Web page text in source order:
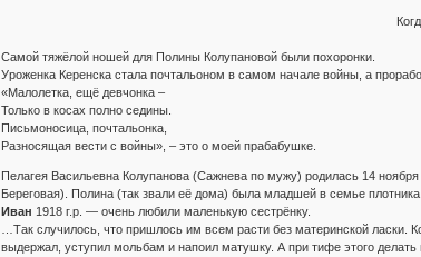
Самой тяжёлой ношей для Полины Колупановой были похоронки.
Уроженка Керенска стала почтальоном в самом начале войны, а
«Малолетка, ещё девчонка –
Только в косах полно седины.
Письмоносица, почтальонка,
Разносящая вести с войны», – это о моей прабабушке.
Пелагея Васильевна Колупанова (Сажнева по мужу) родилась 14
Береговая). Полина (так звали её дома) была младшей в семье плотника
Иван 1918 г.р. — очень любили маленькую сестрёнку.
…Так случилось, что пришлось им всем расти без материнской
выдержал, уступил мольбам и напоил матушку. А при тифе этого